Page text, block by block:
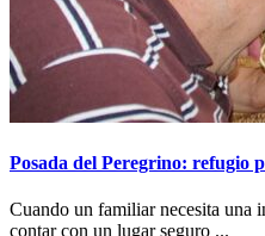
Posada del Peregrino: refugio
Cuando un familiar necesita una
contar con un lugar seguro ...